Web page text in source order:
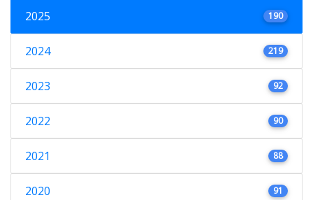
2025 190
2024 219
2023 92
2022 90
2021 88
2020 91